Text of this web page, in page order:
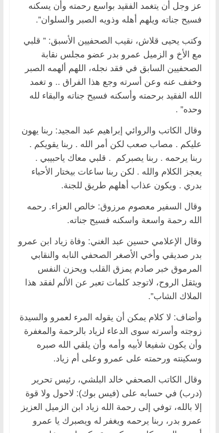
عز وجل أن يتغمد الفقيد بواسع رحمته وأن يسكنه
فسيح جناته ويلهم أهله وذويه الصبر والسلوان”.
وكتب يحيى قلاش، نقيب الصحفيين الأسبق: ” قلبي
مع الأخ و الزميل عمرو بدر عضو مجلس نقابة
الصحفيين السابق في فقد نجله، اللهم ألهمه الصبر
وخفف عنه وعن أسرته وجع هذا الفراق .. و تغمد
الله الفقيد برحمته وأسكنه فسيح جناته والبقاء لله
وحده” .
وقال الكاتب والروائي إبراهيم عبد المجيد: ربنا يهون
عليكم . مصاب صعب لكن أمر الله . ربنا يقويكم .
ربنا يرحمه . ربنا يصبركم . قلبي معاك ياحبيبي .
يعجز الكلام والله . لكن ربنا ساعات بيختار الأحباء
بدري . ويكون عذاب أهلهم طريق للجنة.
وقال السفير معصوم مرزوق: خالص العزاء. رحمه
الله رحمة واسعة واسكنه فسيح جناته.
وقال الإعلامي حسين عبد الغني: وفاة زياد ابن عمرو
بدر صديقي وأخي الأصغر الصحفي النابه والنقابي
المرموق خبر صادم يمزق القلب ويحزن النفس
ويثقل الروح، لاتوجد كلمات تعبر عن الألم لفقد هذا
الملاك الشاب”.
وأضاف: لا كلام يمكن أن يقوله المرء لعمرو والسيدة
زوجته وأسرته سوى الدعاء لزياد بالرحمة والمغفرة
وأن يكون شفيعا لأبيه وأمه وأن يلقي الله صبره
وسكينته ورحمته على عمرو وعلى أم زياد.
وقال الكاتب الصحفي خالد البلشي، رئيس تحرير
(درب) في حسابه على (فيس بوك): لاحول ولا قوة
إلا بالله، توفي إلى رحمة الله زياد ابن الزميل العزيز
عمرو بدر، ربنا يرحمه ويغفر له ويصبرك يا عمرو